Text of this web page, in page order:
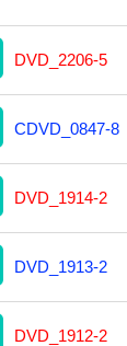
DVD_2206-5
CDVD_0847-8
DVD_1914-2
DVD_1913-2
DVD_1912-2